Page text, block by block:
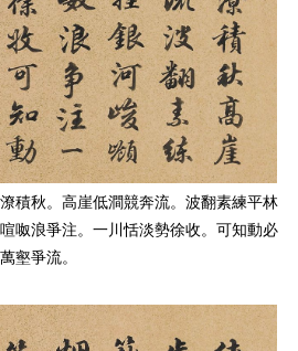
積秋。高崖低澗競奔流。波翻素練平林
呶浪爭注。一川恬淡勢徐收。可知動必
壑爭流。